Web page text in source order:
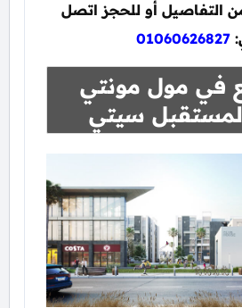
التفاصيل أو للحجز اتصل
01060626827
في مول مونتي
المستقبل سيتي